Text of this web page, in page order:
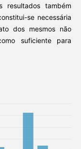
resultados também
se necessária
dos mesmos não
suficiente para